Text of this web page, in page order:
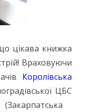
цікава книжка
Враховуючи
Королівська
ЦБС
(Закарпатська